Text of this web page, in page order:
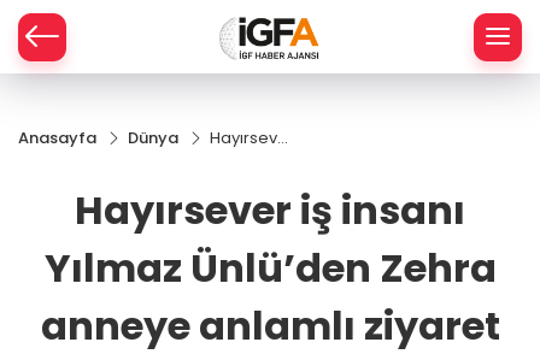
Anasayfa Dünya
Hayırsever
Ünlü’den
anneye
anlamlı
ziyaret
Hayırsever iş insanı
Yılmaz Ünlü’den Zehra
anneye anlamlı ziyaret